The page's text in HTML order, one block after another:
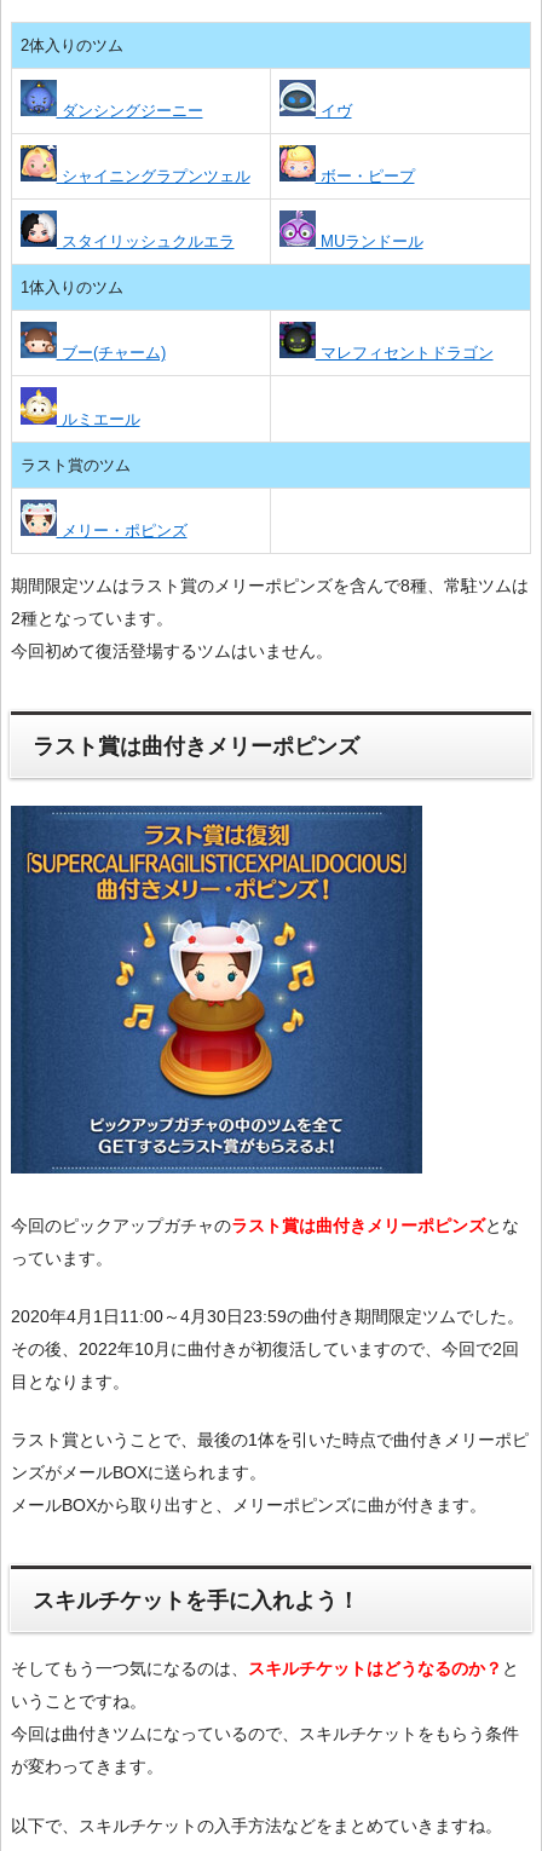
2体入りのツム
ダンシングジーニー イヴ
シャイニングラプンツェル ボー・ピープ
スタイリッシュクルエラ MUランドール
1体入りのツム
ブー(チャーム) マレフィセントドラゴン
ルミエール
ラスト賞のツム
メリー・ポピンズ
期間限定ツムはラスト賞のメリーポピンズを含んで8種、常駐ツムは
2種となっています。
今回初めて復活登場するツムはいません。
ラスト賞は曲付きメリーポピンズ
今回のピックアップガチャのラスト賞は曲付きメリーポピンズとな
っています。
2020年4月1日11:00～4月30日23:59の曲付き期間限定ツムでした。
その後、2022年10月に曲付きが初復活していますので、今回で2回
目となります。
ラスト賞ということで、最後の1体を引いた時点で曲付きメリーポピ
ンズがメールBOXに送られます。
メールBOXから取り出すと、メリーポピンズに曲が付きます。
スキルチケットを手に入れよう！
そしてもう一つ気になるのは、 スキルチケットはどうなるのか？ と
いうことですね。
今回は曲付きツムになっているので、スキルチケットをもらう条件
が変わってきます。
以下で、スキルチケットの入手方法などをまとめていきますね。